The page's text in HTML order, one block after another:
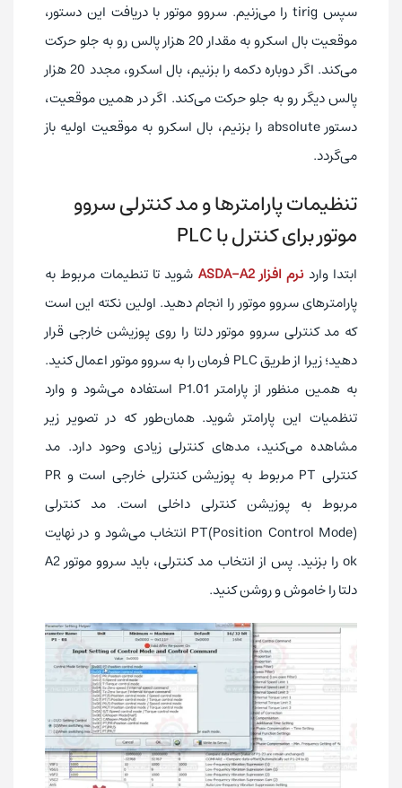
سپس tirig را می‌زنیم. سروو موتور با دریافت این دستور،
موقعیت بال اسکرو به مقدار 20 هزار پالس رو به جلو حرکت
می‌کند. اگر دوباره دکمه را بزنیم، بال اسکرو، مجدد 20 هزار
پالس دیگر رو به جلو حرکت می‌کند. اگر در همین موقعیت،
دستور absolute را بزنیم، بال اسکرو به موقعیت اولیه باز
می‌گردد.
تنظیمات پارامترها و مد کنترلی سروو
موتور برای کنترل با PLC
ابتدا واردنرم افزار ASDA-A2
شوید تا تنطیمات مربوط به
پارامترهای سروو موتور را انجام دهید. اولین نکته این است
که مد کنترلی سروو موتور دلتا را روی پوزیشن خارجی قرار
دهید؛ زیرا از طریق PLC فرمان را به سروو موتور اعمال کنید.
به همین منظور از پارامتر P1.01 استفاده می‌شود و وارد
تنظمیات این پارامتر شوید. همان‌طور که در تصویر زیر
مشاهده می‌کنید، مدهای کنترلی زیادی وحود دارد. مد
کنترلی PT مربوط به پوزیشن کنترلی خارجی است و PR
مربوط به پوزیشن کنترلی داخلی است. مد کنترلی
(Position Control Mode)PT انتخاب می‌شود و در نهایت
ok را بزنید. پس از انتخاب مد کنترلی، باید سروو موتور A2
دلتا را خاموش و روشن کنید.